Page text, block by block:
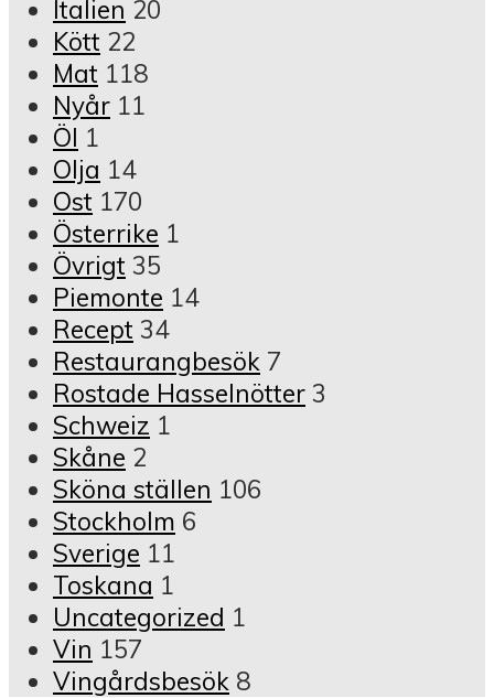
Italien 20
Kött 22
Mat 118
Nyår 11
Öl 1
Olja 14
Ost 170
Österrike 1
Övrigt 35
Piemonte 14
Recept 34
Restaurangbesök 7
Rostade Hasselnötter 3
Schweiz 1
Skåne 2
Sköna ställen 106
Stockholm 6
Sverige 11
Toskana 1
Uncategorized 1
Vin 157
Vingårdsbesök 8